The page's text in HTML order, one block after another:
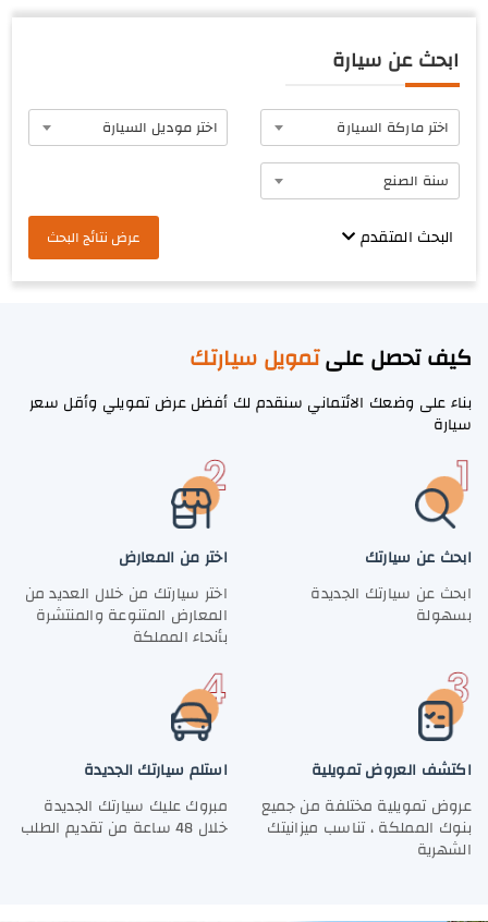
ابحث عن سيارة
اختر ماركة السيارة اختر موديل السيارة
سنة الصنع
البحث المتقدم عرض نتائج البحث
كيف تحصل علىتمويل سيارتك
بناء على وضعك الائتماني سنقدم لك أفضل عرض تمويلي وأقل سعر
سيارة
ابحث عن سيارتك
ابحث عن سيارتك الجديدة
بسهولة
اختر من المعارض
اختر سيارتك من خلال العديد من
المعارض المتنوعة والمنتشرة
بأنحاء المملكة
اكتشف العروض تمويلية
عروض تمويلية مختلفة من جميع
بنوك المملكة ، تناسب ميزانيتك
الشهرية
استلم سيارتك الجديدة
مبروك عليك سيارتك الجديدة
خلال 48 ساعة من تقديم الطلب